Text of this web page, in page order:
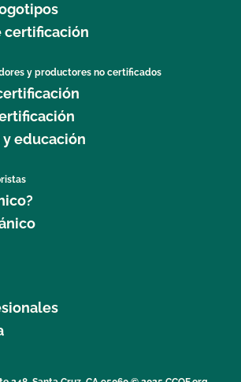
certificación
y productores no certificados
educación